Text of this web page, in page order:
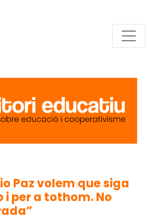
Paz volem que siga
per a tothom. No